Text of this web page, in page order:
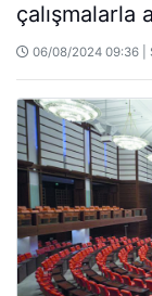
çalışmalarla
06/08/2024 09:36 |